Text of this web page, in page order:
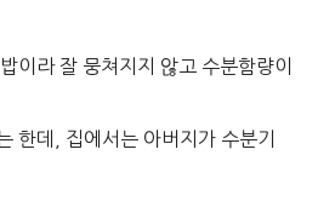
이라 잘 뭉쳐지지 않고 수분함량이
한데, 집에서는 아버지가 수분기